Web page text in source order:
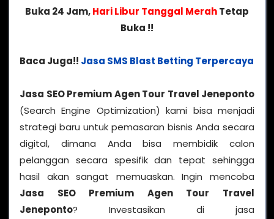
Buka 24 Jam,Hari Libur Tanggal MerahTetap
Buka !!
Baca Juga!! Jasa SMS Blast Betting Terpercaya
Jasa SEO Premium Agen Tour Travel Jeneponto
(Search Engine Optimization) kami bisa menjadi
strategi baru untuk pemasaran bisnis Anda secara
digital, dimana Anda bisa membidik calon
pelanggan secara spesifik dan tepat sehingga
hasil akan sangat memuaskan. Ingin mencoba
Jasa SEO Premium Agen Tour Travel
Jeneponto? Investasikan di jasa